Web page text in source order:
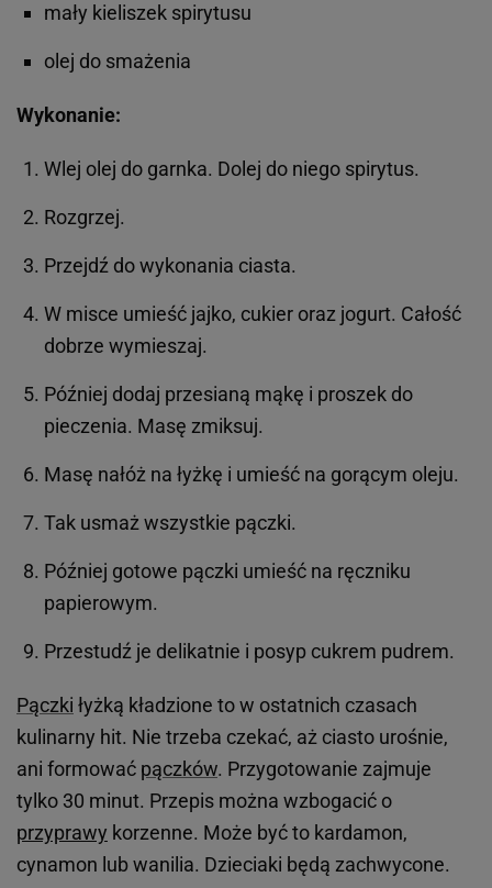
mały kieliszek spirytusu
olej do smażenia
Wykonanie:
Wlej olej do garnka. Dolej do niego spirytus.
Rozgrzej.
Przejdź do wykonania ciasta.
W misce umieść jajko, cukier oraz jogurt. Całość
dobrze wymieszaj.
Później dodaj przesianą mąkę i proszek do
pieczenia. Masę zmiksuj.
Masę nałóż na łyżkę i umieść na gorącym oleju.
Tak usmaż wszystkie pączki.
Później gotowe pączki umieść na ręczniku
papierowym.
Przestudź je delikatnie i posyp cukrem pudrem.
Pączki łyżką kładzione to w ostatnich czasach
kulinarny hit. Nie trzeba czekać, aż ciasto urośnie,
ani formować pączków. Przygotowanie zajmuje
tylko 30 minut. Przepis można wzbogacić o
przyprawy korzenne. Może być to kardamon,
cynamon lub wanilia. Dzieciaki będą zachwycone.